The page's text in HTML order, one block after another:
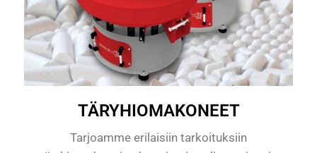
TÄRYHIOMAKONEET
Tarjoamme erilaisiin tarkoituksiin